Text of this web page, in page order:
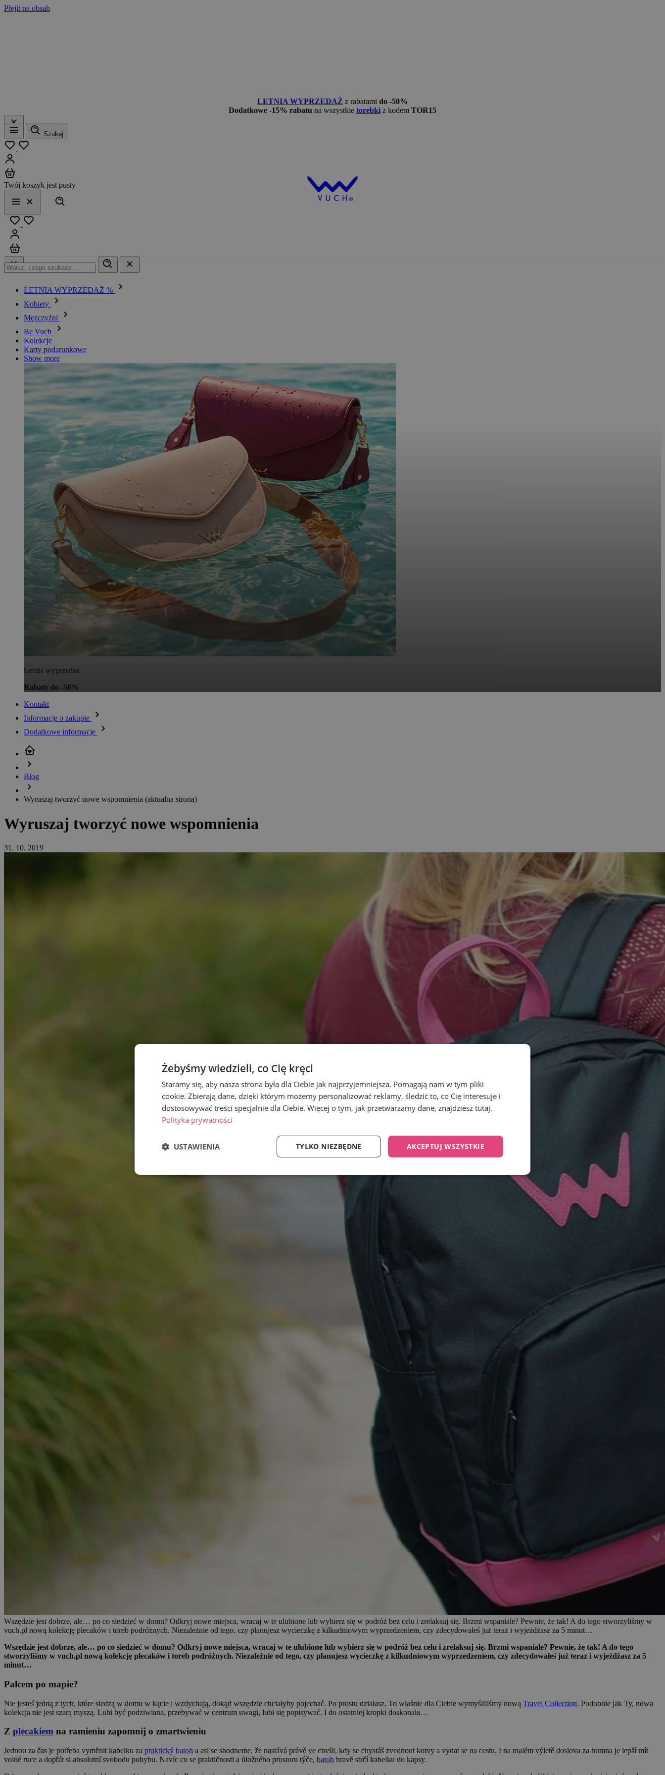
Přejít na obsah
LETNIA WYPRZEDAŻ z rabatami do -50%
Dodatkowe -15% rabatu na wszystkie torebki z kodem TOR15
Menu
Szukaj
Twój koszyk jest pusty
Menu
Zamknij
LETNIA WYPRZEDAŻ %
Kobiety
Mężczyźni
Be Vuch
Kolekcje
Karty podarunkowe
Show more
Letnia wyprzedaż
Rabaty do -50%
Kontakt
Informacje o zakupie
Dodatkowe informacje
Blog
Wyruszaj tworzyć nowe wspomnienia (aktualna strona)
Wyruszaj tworzyć nowe wspomnienia
31. 10. 2019
Wszędzie jest dobrze, ale… po co siedzieć w domu? Odkryj nowe miejsca, wracaj w te ulubione lub wybierz się w podróż bez celu i zrelaksuj się. Brzmi wspaniale? Pewnie, że tak! A do tego stworzyliśmy w
vuch.pl nową kolekcję plecaków i toreb podróżnych. Niezależnie od tego, czy planujesz wycieczkę z kilkudniowym wyprzedzeniem, czy zdecydowałeś już teraz i wyjeżdżasz za 5 minut…
Wszędzie jest dobrze, ale… po co siedzieć w domu? Odkryj nowe miejsca, wracaj w te ulubione lub wybierz się w podróż bez celu i zrelaksuj się. Brzmi wspaniale? Pewnie, że tak! A do tego
stworzyliśmy w vuch.pl nową kolekcję plecaków i toreb podróżnych. Niezależnie od tego, czy planujesz wycieczkę z kilkudniowym wyprzedzeniem, czy zdecydowałeś już teraz i wyjeżdżasz za 5
minut…
Palcem po mapie?
Nie jesteś jedną z tych, które siedzą w domu w kącie i wzdychają, dokąd wszędzie chciałyby pojechać. Po prostu działasz. To właśnie dla Ciebie wymyśliliśmy nową Travel Collection. Podobnie jak Ty, nowa
kolekcja nie jest szarą myszą. Lubi być podziwiana, przebywać w centrum uwagi, lubi się popisywać. I do ostatniej kropki doskonała…
Z plecakiem na ramieniu zapomnij o zmartwieniu
Jednou za čas je potřeba vyměnit kabelku za praktický batoh a asi se shodneme, že nastává právě ve chvíli, kdy se chystáš zvednout kotvy a vydat se na cestu. I na malém výletě doslova za humna je lepší mít
volné ruce a dopřát si absolutní svobodu pohybu. Navíc co se praktičnosti a úložného prostoru týče, batoh hravě strčí kabelku do kapsy.
Żebyśmy wiedzieli, co Cię kręci
Staramy się, aby nasza strona była dla Ciebie jak najprzyjemniejsza. Pomagają nam w tym pliki
cookie. Zbierają dane, dzięki którym możemy personalizować reklamy, śledzić to, co Cię interesuje i
dostosowywać treści specjalnie dla Ciebie. Więcej o tym, jak przetwarzamy dane, znajdziesz tutaj.
Polityka prywatności
AKCEPTUJ WSZYSTKIE
TYLKO NIEZBĘDNE
USTAWIENIA